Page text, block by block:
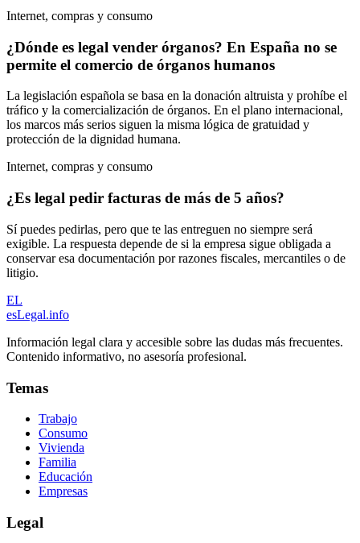
Internet, compras y consumo
¿Dónde es legal vender órganos? En España no se
permite el comercio de órganos humanos
La legislación española se basa en la donación altruista y prohíbe el
tráfico y la comercialización de órganos. En el plano internacional,
los marcos más serios siguen la misma lógica de gratuidad y
protección de la dignidad humana.
Internet, compras y consumo
¿Es legal pedir facturas de más de 5 años?
Sí puedes pedirlas, pero que te las entreguen no siempre será
exigible. La respuesta depende de si la empresa sigue obligada a
conservar esa documentación por razones fiscales, mercantiles o de
litigio.
EL
esLegal.info
Información legal clara y accesible sobre las dudas más frecuentes.
Contenido informativo, no asesoría profesional.
Temas
Trabajo
Consumo
Vivienda
Familia
Educación
Empresas
Legal